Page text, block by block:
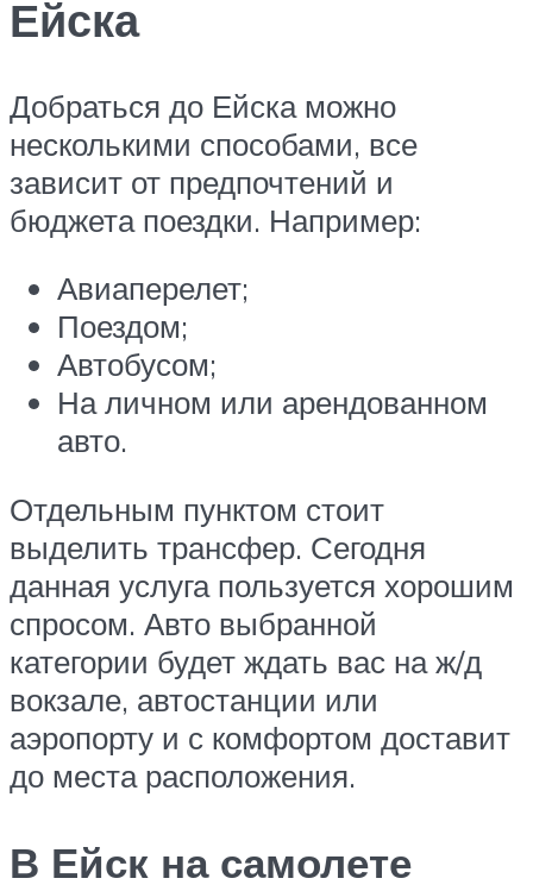
Ейска
Добраться до Ейска можно
несколькими способами, все
зависит от предпочтений и
бюджета поездки. Например:
Авиаперелет;
Поездом;
Автобусом;
На личном или арендованном
авто.
Отдельным пунктом стоит
выделить трансфер. Сегодня
данная услуга пользуется хорошим
спросом. Авто выбранной
категории будет ждать вас на ж/д
вокзале, автостанции или
аэропорту и с комфортом доставит
до места расположения.
В Ейск на самолете